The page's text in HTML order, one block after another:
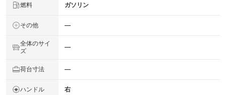
燃料 ガソリン
その他 ―
全体のサイ
ズ
―
荷台寸法 ―
ハンドル 右